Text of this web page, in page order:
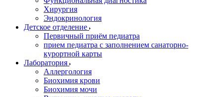
Хирургия
Эндокринология
Детское отделение
Первичный приём педиатра
прием педиатра с заполнением санаторно-
курортной карты
Лаборатория
Аллергология
Биохимия крови
Биохимия мочи